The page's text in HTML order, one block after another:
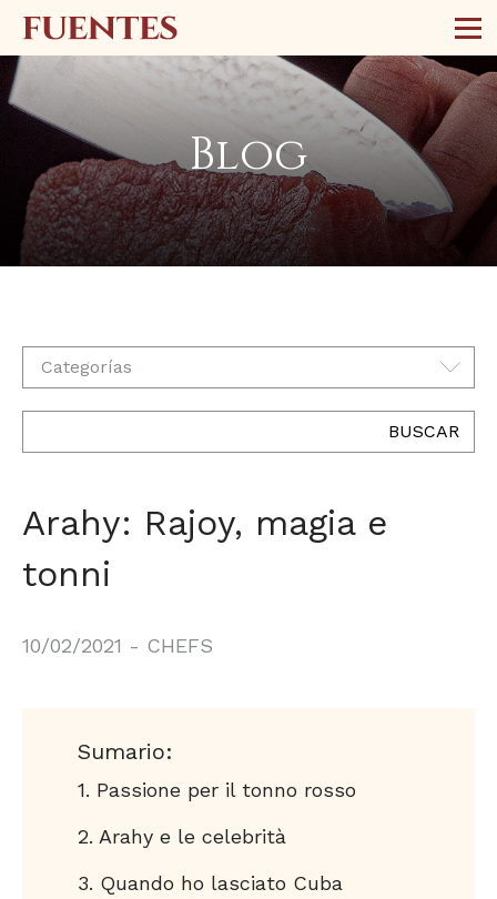
Blog
Categorías
BUSCAR
Arahy: Rajoy, magia e
tonni
10/02/2021 - CHEFS
Sumario:
Passione per il tonno rosso
Arahy e le celebrità
Quando ho lasciato Cuba